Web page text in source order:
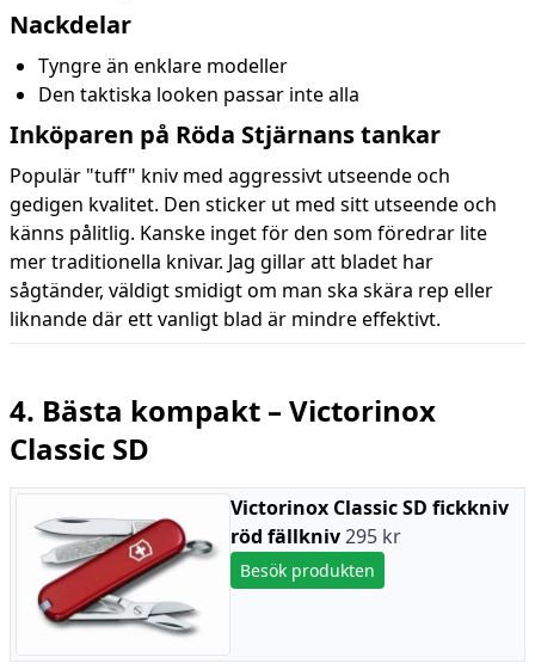
Nackdelar
Tyngre än enklare modeller
Den taktiska looken passar inte alla
Inköparen på Röda Stjärnans tankar
Populär "tuff" kniv med aggressivt utseende och
gedigen kvalitet. Den sticker ut med sitt utseende och
känns pålitlig. Kanske inget för den som föredrar lite
mer traditionella knivar. Jag gillar att bladet har
sågtänder, väldigt smidigt om man ska skära rep eller
liknande där ett vanligt blad är mindre effektivt.
4. Bästa kompakt – Victorinox
Classic SD
Victorinox Classic SD fickkniv
röd fällkniv295 kr
Besök produkten